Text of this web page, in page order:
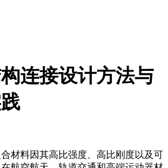
连接设计方法与
材料因其高比强度、高比刚度以及可